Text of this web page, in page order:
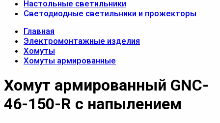
Настольные светильники
Светодиодные светильники и прожекторы
Главная
Электромонтажные изделия
Хомуты
Хомуты армированные
Хомут армированный GNC-
46-150-R с напылением